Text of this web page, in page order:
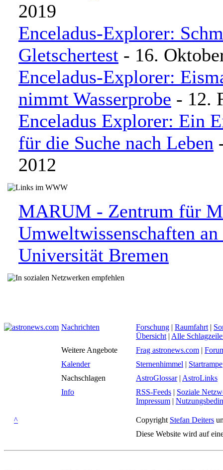
2019
Enceladus-Explorer:
Gletschertest - 16.
Enceladus-Explorer:
nimmt Wasserprobe - 12.
Enceladus Explorer: Ein
für die Suche nach Leben
2012
MARUM - Zentrum für
Umweltwissenschaften an
Universität Bremen
Nachrichten Forschung | Raumfahrt |
Übersicht | Alle
Weitere Angebote
Frag astronews.com |
Kalender
Sternenhimmel | Startrampe
Nachschlagen
AstroGlossar| AstroLinks
Info
RSS-Feeds | Soziale
Impressum |
^ Copyright Stefan Deiters
Diese Website wird auf